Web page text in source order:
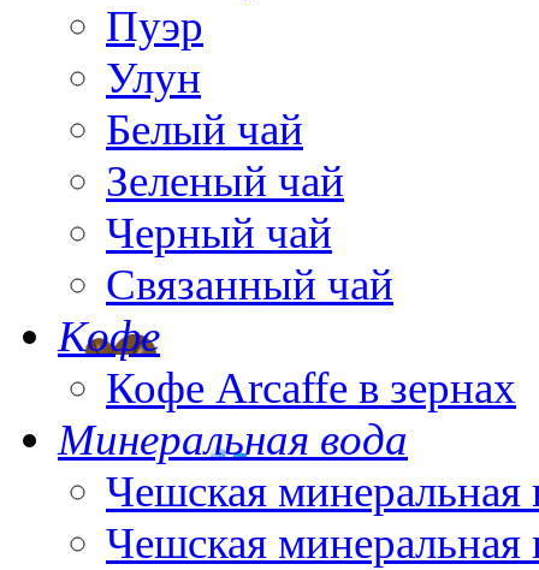
Пуэр
Улун
Белый чай
Зеленый чай
Черный чай
Связанный чай
Кофе
Кофе Arcaffe в зернах
Минеральная вода
Чешская минеральная
Чешская минеральная